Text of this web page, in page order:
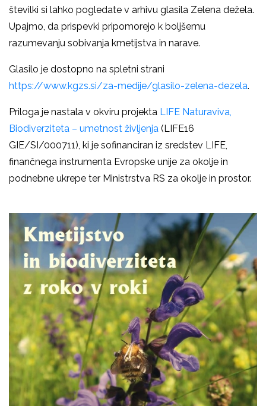
številki si lahko pogledate v arhivu glasila Zelena dežela.
Upajmo, da prispevki pripomorejo k boljšemu
razumevanju sobivanja kmetijstva in narave.
Glasilo je dostopno na spletni strani
https://www.kgzs.si/za-medije/glasilo-zelena-dezela.
Priloga je nastala v okviru projekta LIFE Naturaviva,
Biodiverziteta – umetnost življenja (LIFE16
GIE/SI/000711), ki je sofinanciran iz sredstev LIFE,
finančnega instrumenta Evropske unije za okolje in
podnebne ukrepe ter Ministrstva RS za okolje in prostor.